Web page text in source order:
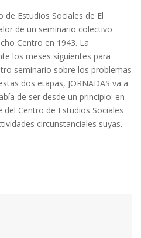
de Estudios Sociales de El
de un seminario colectivo
Centro en 1943. La
los meses siguientes para
seminario sobre los problemas
dos etapas, JORNADAS va a
de ser desde un principio: en
Centro de Estudios Sociales
circunstanciales suyas.